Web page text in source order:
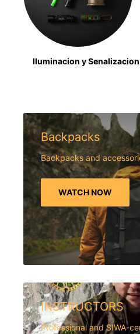
Iluminacion y Senalizacion
Backpacks
Backpacks and
WATCH NOW
INSTRUCTORS
Professional and SIWA-